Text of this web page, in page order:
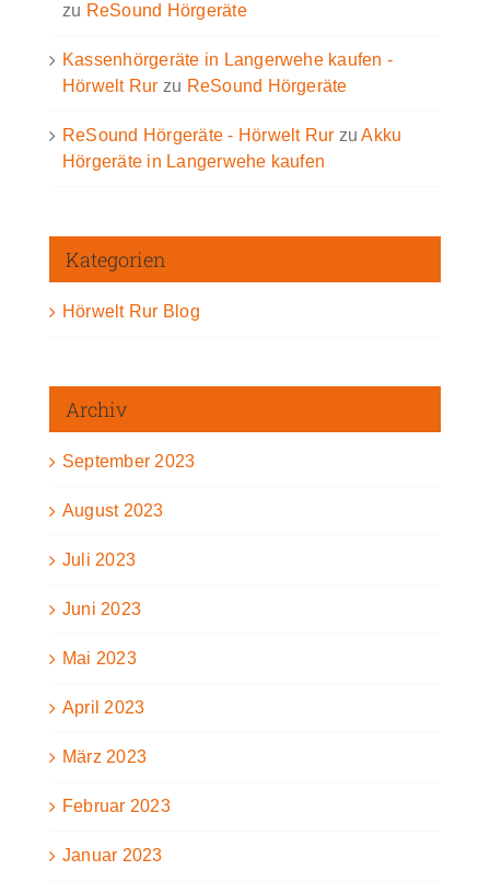
zu ReSound Hörgeräte
Kassenhörgeräte in Langerwehe kaufen -
Hörwelt Rur zu ReSound Hörgeräte
ReSound Hörgeräte - Hörwelt Rur zuAkku
Hörgeräte in Langerwehe kaufen
Kategorien
Hörwelt Rur Blog
Archiv
September 2023
August 2023
Juli 2023
Juni 2023
Mai 2023
April 2023
März 2023
Februar 2023
Januar 2023